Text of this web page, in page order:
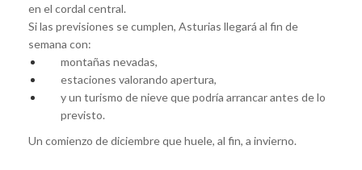
en el cordal central.
Si las previsiones se cumplen, Asturias llegará al fin de
semana con:
montañas nevadas,
estaciones valorando apertura,
y un turismo de nieve que podría arrancar antes de lo
previsto.
Un comienzo de diciembre que huele, al fin, a invierno.